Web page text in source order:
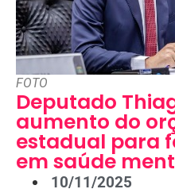
FOTO
Deputado
aumento do
estadual para
em saúde
10/11/2025